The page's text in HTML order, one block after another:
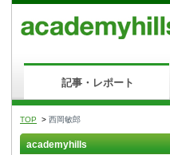
記事・レポート
TOP > 西岡敏郎
academyhills